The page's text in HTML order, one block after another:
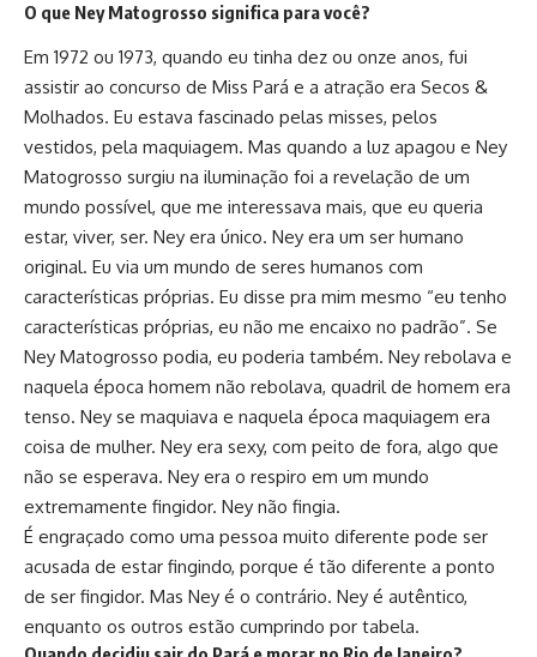
O que Ney Matogrosso significa para você?
Em 1972 ou 1973, quando eu tinha dez ou onze anos, fui
assistir ao concurso de Miss Pará e a atração era Secos &
Molhados. Eu estava fascinado pelas misses, pelos
vestidos, pela maquiagem. Mas quando a luz apagou e Ney
Matogrosso surgiu na iluminação foi a revelação de um
mundo possível, que me interessava mais, que eu queria
estar, viver, ser. Ney era único. Ney era um ser humano
original. Eu via um mundo de seres humanos com
características próprias. Eu disse pra mim mesmo “eu tenho
características próprias, eu não me encaixo no padrão”. Se
Ney Matogrosso podia, eu poderia também. Ney rebolava e
naquela época homem não rebolava, quadril de homem era
tenso. Ney se maquiava e naquela época maquiagem era
coisa de mulher. Ney era sexy, com peito de fora, algo que
não se esperava. Ney era o respiro em um mundo
extremamente fingidor. Ney não fingia.
É engraçado como uma pessoa muito diferente pode ser
acusada de estar fingindo, porque é tão diferente a ponto
de ser fingidor. Mas Ney é o contrário. Ney é autêntico,
enquanto os outros estão cumprindo por tabela.